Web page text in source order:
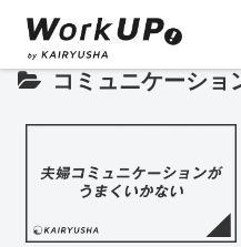
コミュニケーショ